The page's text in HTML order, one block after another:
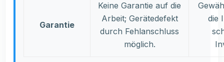
Garantie
Keine Garantie auf die
Arbeit; Gerätedefekt
durch Fehlanschluss
möglich.
die